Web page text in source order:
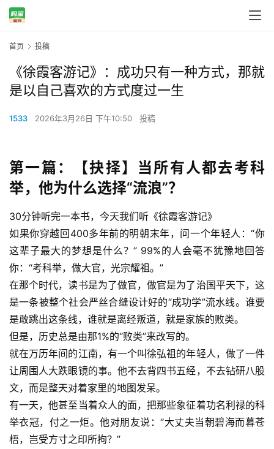
首页 投稿
《徐霞客游记》：成功只有一种方式，那就
是以自己喜欢的方式度过一生
1533 2026年3月26日 下午10:50 投稿
第一篇：【抉择】当所有人都去考科
举，他为什么选择“流浪”？
30分钟听完一本书，今天我们听 《徐霞客游记》
如果你穿越回400多年前的明朝末年，问一个年轻人：“你
这辈子最大的梦想是什么？” 99%的人会毫不犹豫地回答
你：“考科举，做大官，光宗耀祖。”
在那个时代，读书是为了做官，做官是为了治国平天下，这
是一条被整个社会严丝合缝设计好的“成功学”流水线。谁要
是敢跳出这条线，谁就是离经叛道，就是家族的败类。
但是，历史总是由那1%的“败类”来改写的。
就在万历年间的江南，有一个叫徐弘祖 的年轻人，做了一件
让周围人大跌眼镜的事。他不去背四书五经，不去钻研八股
文，而是整天对着家里的地图发呆。
有一天，他甚至当着众人的面，把那些象征着功名利禄的科
举衣冠，付之一炬。他对朋友说：“大丈夫当朝碧海而暮苍
梧，岂受方寸之印所拘？”